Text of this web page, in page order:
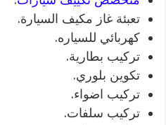
تعبئة غاز مكيف السيارة.
كهربائي للسياره.
تركيب بطارية.
تكوين بلوري.
تركيب اضواء.
تركيب سلفات.